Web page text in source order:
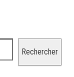
Rechercher